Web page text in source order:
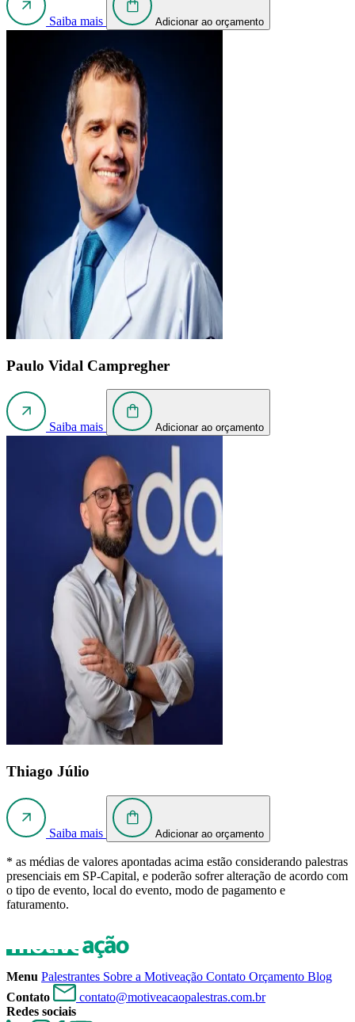
Saiba mais Adicionar ao orçamento
Paulo Vidal Campregher
Saiba mais Adicionar ao orçamento
Thiago Júlio
Saiba mais Adicionar ao orçamento
* as médias de valores apontadas acima estão considerando palestras
presenciais em SP-Capital, e poderão sofrer alteração de acordo com
o tipo de evento, local do evento, modo de pagamento e
faturamento.
Menu Palestrantes Sobre a Motiveação Contato Orçamento Blog
Contato
contato@motiveacaopalestras.com.br
Redes sociais